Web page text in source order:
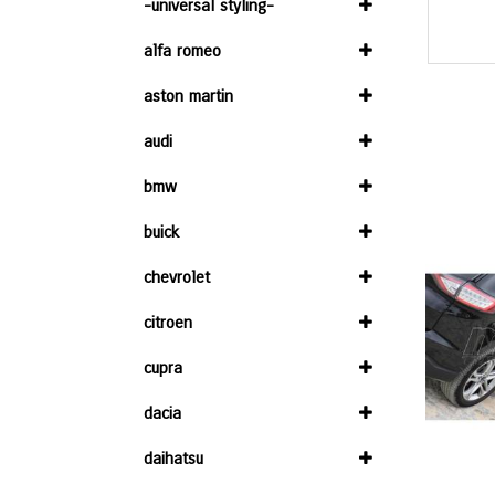
-universal styling-
alfa romeo
aston martin
audi
bmw
buick
chevrolet
citroen
cupra
dacia
daihatsu